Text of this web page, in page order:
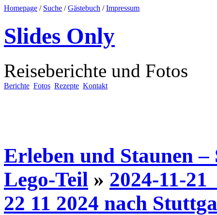
Homepage / Suche /Gästebuch /Impressum
Slides Only
Reiseberichte und Fotos
Berichte Fotos Rezepte Kontakt
Erleben und Staunen –
Lego-Teil » 2024-11-
22 11 2024 nach